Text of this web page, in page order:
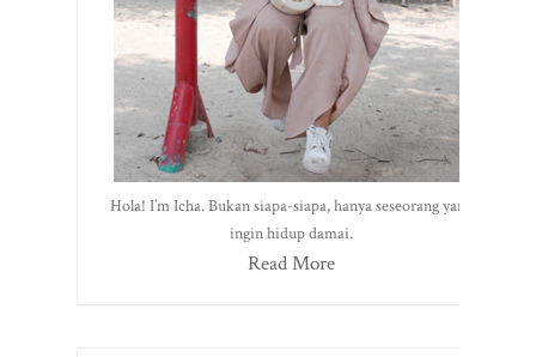
Hola! I’m Icha. Bukan siapa-siapa, hanya seseorang yang
ingin hidup damai.
Read More